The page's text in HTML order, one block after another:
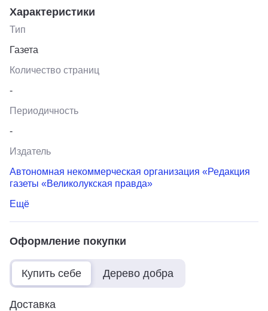
Характеристики
Тип
Газета
Количество страниц
-
Периодичность
-
Издатель
Автономная некоммерческая организация «Редакция
газеты «Великолукская правда»
Ещё
Оформление покупки
Купить себе Дерево добра
Доставка